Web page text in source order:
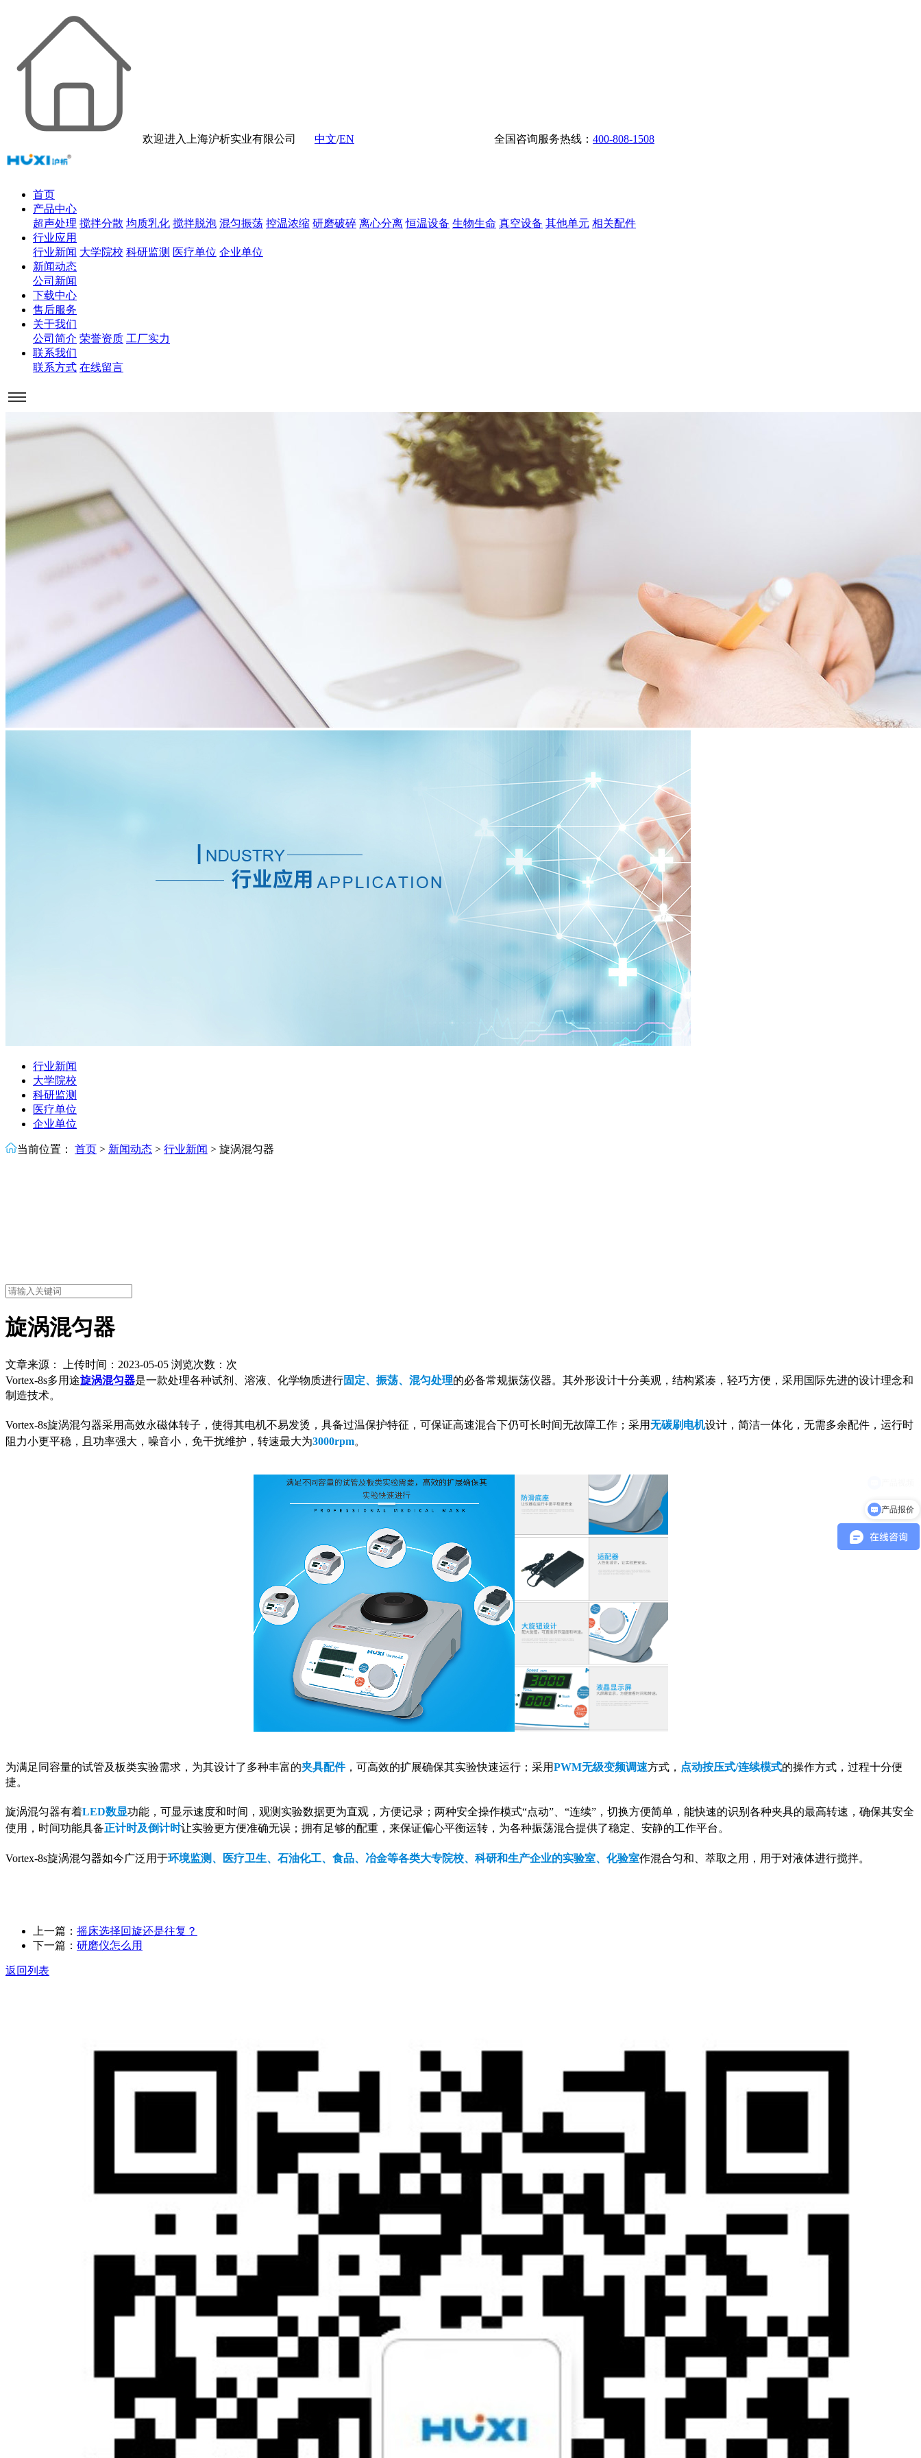
欢迎进入上海沪析实业有限公司 中文/EN 全国咨询服务热线： 400-808-1508
首页
产品中心
超声处理 搅拌分散 均质乳化 搅拌脱泡 混匀振荡 控温浓缩 研磨破碎 离心分离 恒温设备 生物生命 真空设备 其他单元 相关配件
行业应用
行业新闻 大学院校 科研监测 医疗单位 企业单位
新闻动态
公司新闻
下载中心
售后服务
关于我们
公司简介 荣誉资质 工厂实力
联系我们
联系方式 在线留言
行业新闻
大学院校
科研监测
医疗单位
企业单位
当前位置： 首页 > 新闻动态 > 行业新闻 > 旋涡混匀器
旋涡混匀器
文章来源： 上传时间：2023-05-05 浏览次数： 次
Vortex-8s多用途旋涡混匀器是一款处理各种试剂、溶液、化学物质进行固定、振荡、混匀处理的必备常规振荡仪器。其外形设计十分美观，结构紧凑，轻巧方便，采用国际先进的设计理念和
制造技术。
Vortex-8s旋涡混匀器采用高效永磁体转子，使得其电机不易发烫，具备过温保护特征，可保证高速混合下仍可长时间无故障工作；采用无碳刷电机设计，简洁一体化，无需多余配件，运行时
阻力小更平稳，且功率强大，噪音小，免干扰维护，转速最大为3000rpm。
为满足同容量的试管及板类实验需求，为其设计了多种丰富的夹具配件，可高效的扩展确保其实验快速运行；采用PWM无级变频调速方式， 点动按压式/连续模式的操作方式，过程十分便
捷。
旋涡混匀器有着LED数显功能，可显示速度和时间，观测实验数据更为直观，方便记录；两种安全操作模式“点动”、“连续”，切换方便简单，能快速的识别各种夹具的最高转速，确保其安全
使用，时间功能具备正计时及倒计时让实验更方便准确无误；拥有足够的配重，来保证偏心平衡运转，为各种振荡混合提供了稳定、安静的工作平台。
Vortex-8s旋涡混匀器如今广泛用于环境监测、医疗卫生、石油化工、食品、冶金等各类大专院校、科研和生产企业的实验室、化验室作混合匀和、萃取之用，用于对液体进行搅拌。
上一篇： 摇床选择回旋还是往复？
下一篇： 研磨仪怎么用
返回列表
产品报价